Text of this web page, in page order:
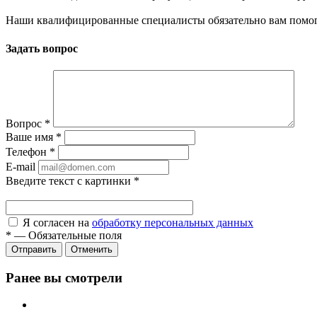
Наши квалифицированные специалисты обязательно вам
Задать вопрос
Вопрос *
Ваше имя *
Телефон *
E-mail
Введите текст с картинки *
Я согласен на обработку персональных данных
* — Обязательные поля
Отправить Отменить
Ранее вы смотрели